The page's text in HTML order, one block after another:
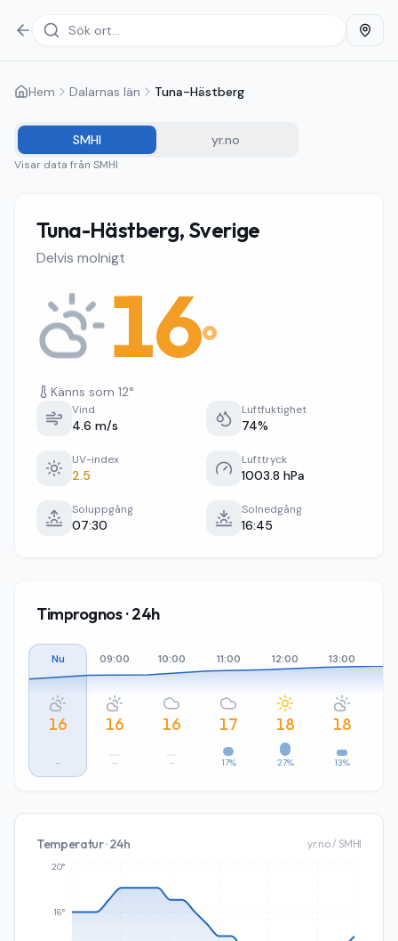
Hem Dalarnas län Tuna-Hästberg
SMHI yr.no
Visar data från SMHI
Tuna-Hästberg, Sverige
Delvis molnigt
16°
Känns som 12°
Vind
4.6 m/s
Luftfuktighet
74%
UV-index
2.5
Lufttryck
1003.8 hPa
Soluppgång
07:30
Solnedgång
16:45
Timprognos · 24h
Nu
16
–
09:00
16
–
10:00
16
–
11:00
17
17%
12:00
18
27%
13:00
18
13%
Temperatur · 24h yr.no / SMHI
16°
20°